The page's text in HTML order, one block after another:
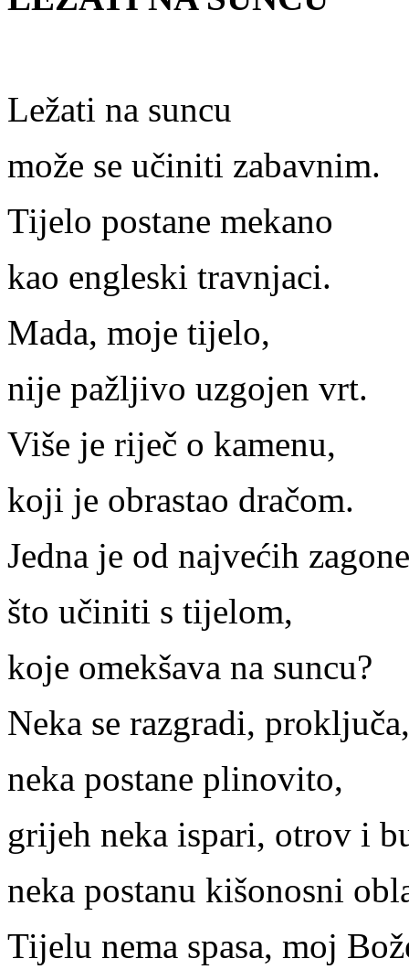
Ležati na suncu
može se učiniti zabavnim.
Tijelo postane mekano
kao engleski travnjaci.
Mada, moje tijelo,
nije pažljivo uzgojen vrt.
Više je riječ o kamenu,
koji je obrastao dračom.
Jedna je od najvećih
što učiniti s tijelom,
koje omekšava na suncu?
Neka se razgradi, proključa,
neka postane plinovito,
grijeh neka ispari, otrov i
neka postanu kišonosni
Tijelu nema spasa, moj